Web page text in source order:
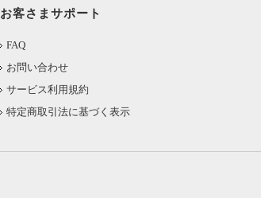
お客さまサポート
FAQ
お問い合わせ
サービス利用規約
特定商取引法に基づく表示